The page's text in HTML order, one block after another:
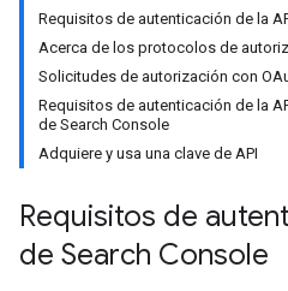
Requisitos de autenticación de la
Acerca de los protocolos de
Solicitudes de autorización con
Requisitos de autenticación de la
de Search Console
Adquiere y usa una clave de API
Requisitos de
de Search Console